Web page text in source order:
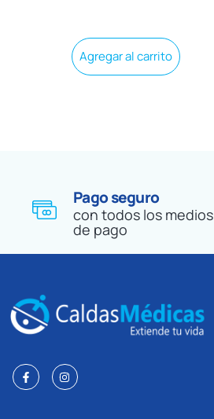
Agregar al carrito
Pago seguro
con todos los medios
de pago